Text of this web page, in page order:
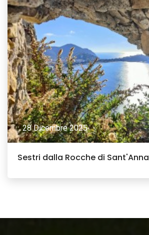
28 Dicembre 2025
Sestri dalla Rocche di Sant'Anna